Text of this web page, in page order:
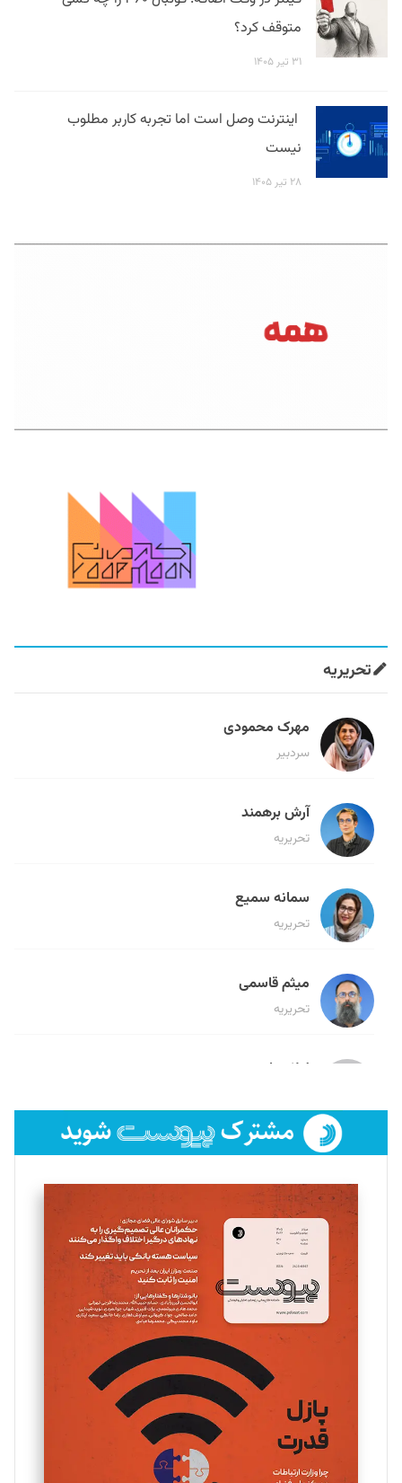
متوقف کرد؟
۳۱ تیر ۱۴۰۵
اینترنت وصل است اما تجربه کاربر مطلوب
نیست
۲۸ تیر ۱۴۰۵
تحریریه
مهرک محمودی
سردبیر
آرش برهمند
تحریریه
سمانه سمیع
تحریریه
میثم قاسمی
تحریریه
لیلا حنارود
فائزه فتحی رستمی
تحریریه
سروش کرمیان
تحریریه
مینا پاکدل
یسنا امان‌پور
تحریریه